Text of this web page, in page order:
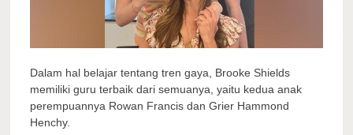
Dalam hal belajar tentang tren gaya, Brooke Shields
memiliki guru terbaik dari semuanya, yaitu kedua anak
perempuannya Rowan Francis dan Grier Hammond
Henchy.